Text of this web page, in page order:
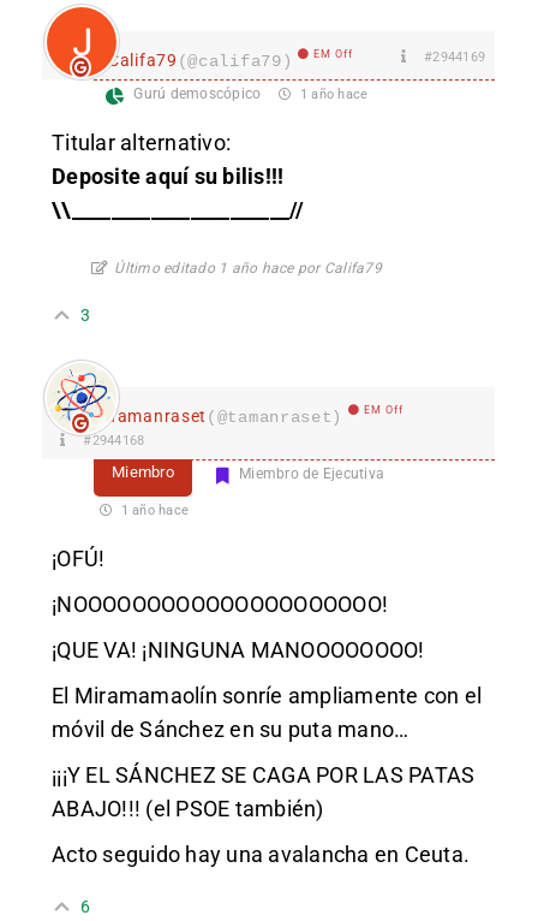
Califa79 (@califa79) EM Off #2944169
Gurú demoscópico 1 año hace
Titular alternativo:
Deposite aquí su bilis!!!
\\______________________//
Último editado 1 año hace por Califa79
3
Tamanraset (@tamanraset) EM Off
#2944168
Miembro Miembro de Ejecutiva
1 año hace
¡OFÚ!
¡NOOOOOOOOOOOOOOOOOOOOO!
¡QUE VA! ¡NINGUNA MANOOOOOOOO!
El Miramamaolín sonríe ampliamente con el
móvil de Sánchez en su puta mano…
¡¡¡Y EL SÁNCHEZ SE CAGA POR LAS PATAS
ABAJO!!! (el PSOE también)
Acto seguido hay una avalancha en Ceuta.
6